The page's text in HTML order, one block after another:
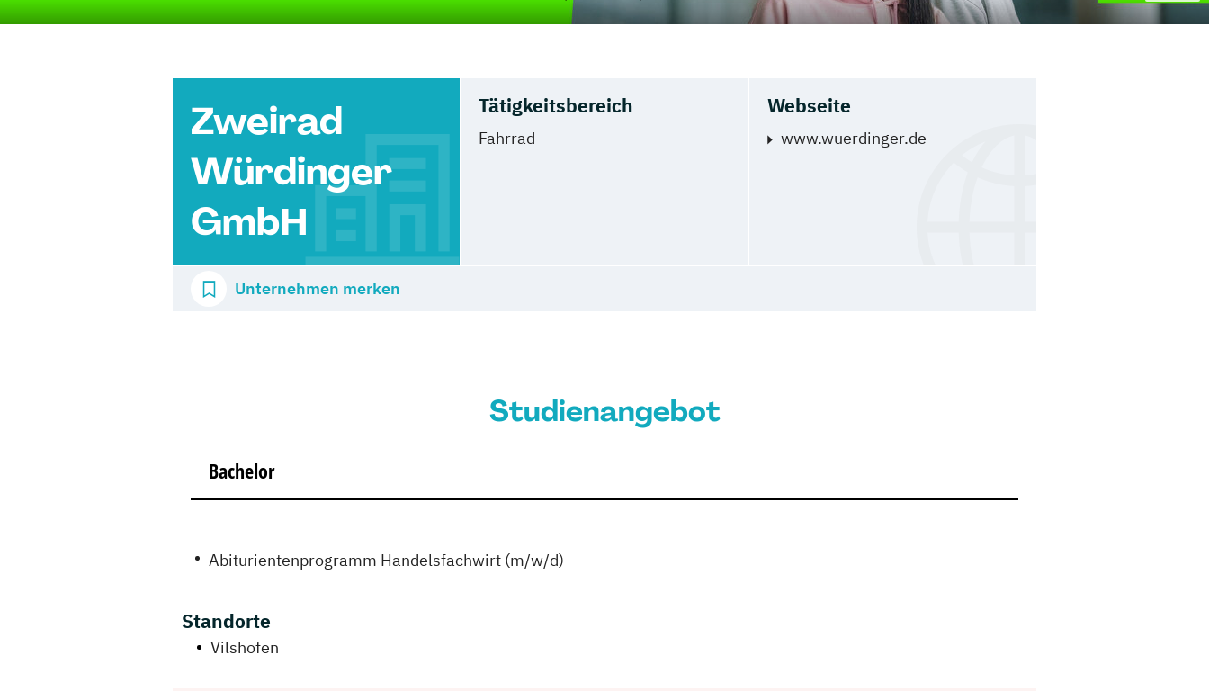
Zweirad
Würdinger
GmbH
Tätigkeitsbereich
Fahrrad
Webseite
www.wuerdinger.de
Unternehmen merken
Studienangebot
Bachelor
Abiturientenprogramm Handelsfachwirt (m/w/d)
Standorte
Vilshofen